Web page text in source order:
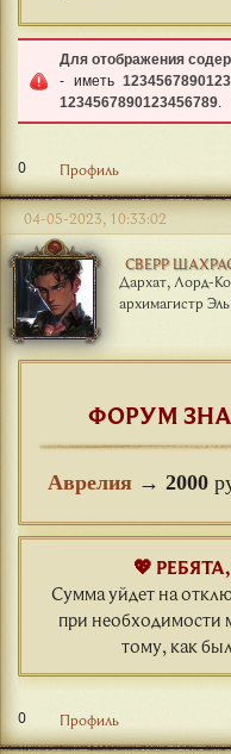
Для отображения
- иметь
1234567890123456789.
0 Профиль
СВЕРР
Дархат, Лорд-
архимагистр
04-05-2023, 10:33:02
ФОРУМ
Аврелия→ 2000
💖
Сумма уйдет на
при необходимости
тому, как
0 Профиль